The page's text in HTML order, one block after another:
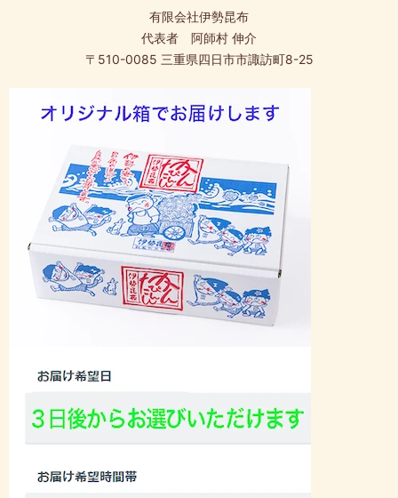
有限会社伊勢昆布
代表者 阿師村 伸介
〒510-0085 三重県四日市市諏訪町8-25